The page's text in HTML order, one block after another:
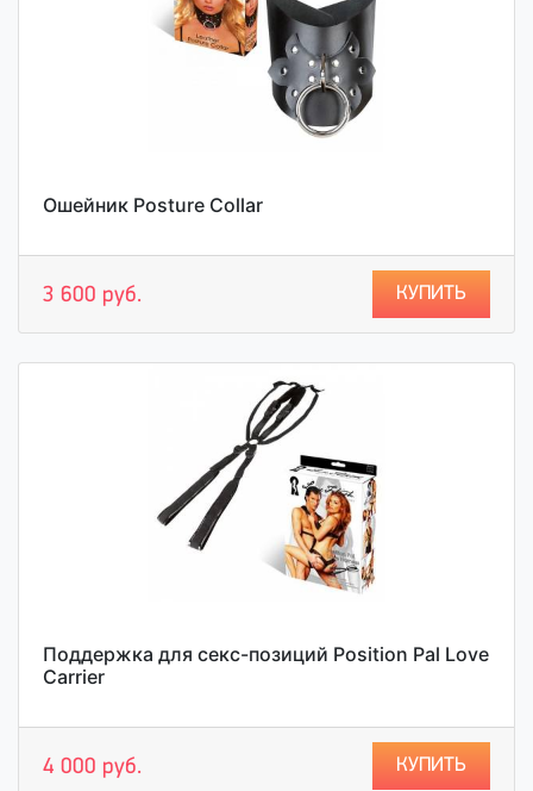
Ошейник Posture Collar
3 600 руб. КУПИТЬ
Поддержка для секс-позиций Position Pal Love
Carrier
4 000 руб. КУПИТЬ